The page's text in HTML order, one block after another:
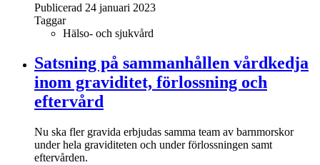
Publicerad 24 januari 2023
Taggar
Hälso- och sjukvård
Satsning på sammanhållen vårdkedja
inom graviditet, förlossning och
eftervård
Nu ska fler gravida erbjudas samma team av barnmorskor
under hela graviditeten och under förlossningen samt
eftervården.